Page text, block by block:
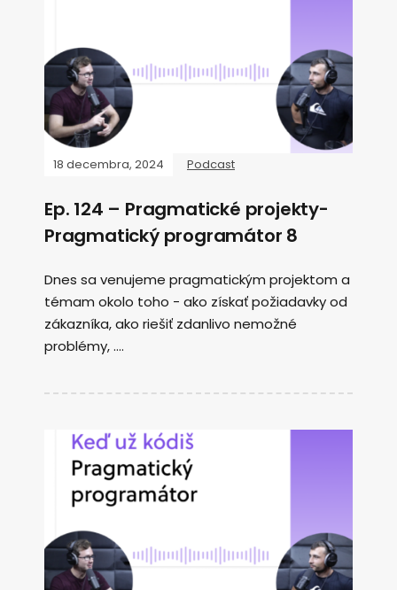
18 decembra, 2024 Podcast
Ep. 124 – Pragmatické projekty-
Pragmatický programátor 8
Dnes sa venujeme pragmatickým projektom a
témam okolo toho - ako získať požiadavky od
zákazníka, ako riešiť zdanlivo nemožné
problémy, ....